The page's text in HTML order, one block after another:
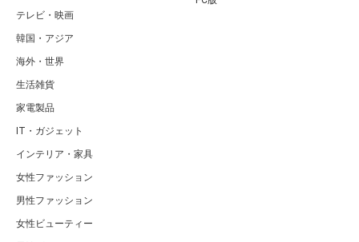
テレビ・映画
韓国・アジア
海外・世界
生活雑貨
家電製品
IT・ガジェット
インテリア・家具
女性ファッション
男性ファッション
女性ビューティー